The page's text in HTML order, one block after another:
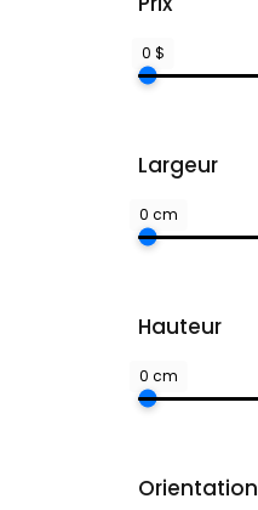
0 $
Largeur
0 cm
Hauteur
0 cm
Orientation